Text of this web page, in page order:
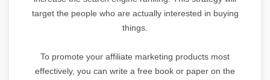
target the people who are actually interested in buying
things.
To promote your affiliate marketing products most
effectively, you can write a free book or paper on the